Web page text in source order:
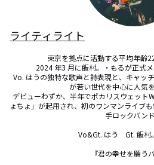
ライティライト
東京を拠点に活動する平均年齢
2024 年3 月に飯村。・もるが正式メ
Vo. はうの独特な歌声と詩表現と、キャッ
が若い世代を中心に人気
デビューわずか、半年でポカリスウェット
ょちょ」が起用され、初のワンマンライブ
手ロックバンド
Vo&Gt. はう　Gt. 飯村
『君の幸せを願う